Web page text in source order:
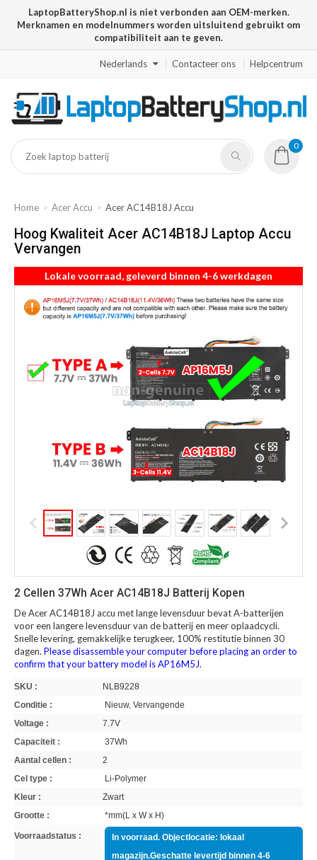
LaptopBatteryShop.nl is niet verbonden aan OEM-merken.
Merknamen en modelnummers worden uitsluitend gebruikt om
compatibiliteit aan te geven.
Nederlands Contacteer ons Helpcentrum
0
Home Acer Accu Acer AC14B18J Accu
Hoog Kwaliteit Acer AC14B18J Laptop Accu
Vervangen
Lokale voorraad, geleverd binnen 4-6 werkdagen
2 Cellen 37Wh Acer AC14B18J Batterij Kopen
De Acer AC14B18J accu met lange levensduur bevat A-batterijen
voor een langere levensduur van de batterij en meer oplaadcycli.
Snelle levering, gemakkelijke terugkeer, 100% restitutie binnen 30
dagen. Please disassemble your computer before placing an order to
confirm that your battery model is AP16M5J.
SKU :
NLB9228
Conditie :
Nieuw, Vervangende
Voltage :
7.7V
Capaciteit :
37Wh
Aantal cellen :
2
Cel type :
Li-Polymer
Kleur :
Zwart
Grootte :
*mm(L x W x H)
Voorraadstatus :
In voorraad. Objectlocatie: lokaal
magazijn.Geschatte levertijd binnen 4-6